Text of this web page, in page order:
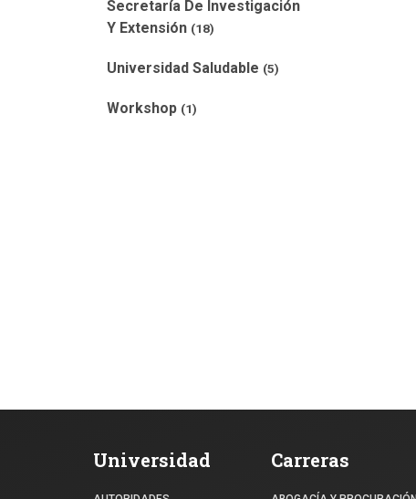
Secretaría De Investigación
Y Extensión (18)
Universidad Saludable (5)
Workshop (1)
Universidad Carreras